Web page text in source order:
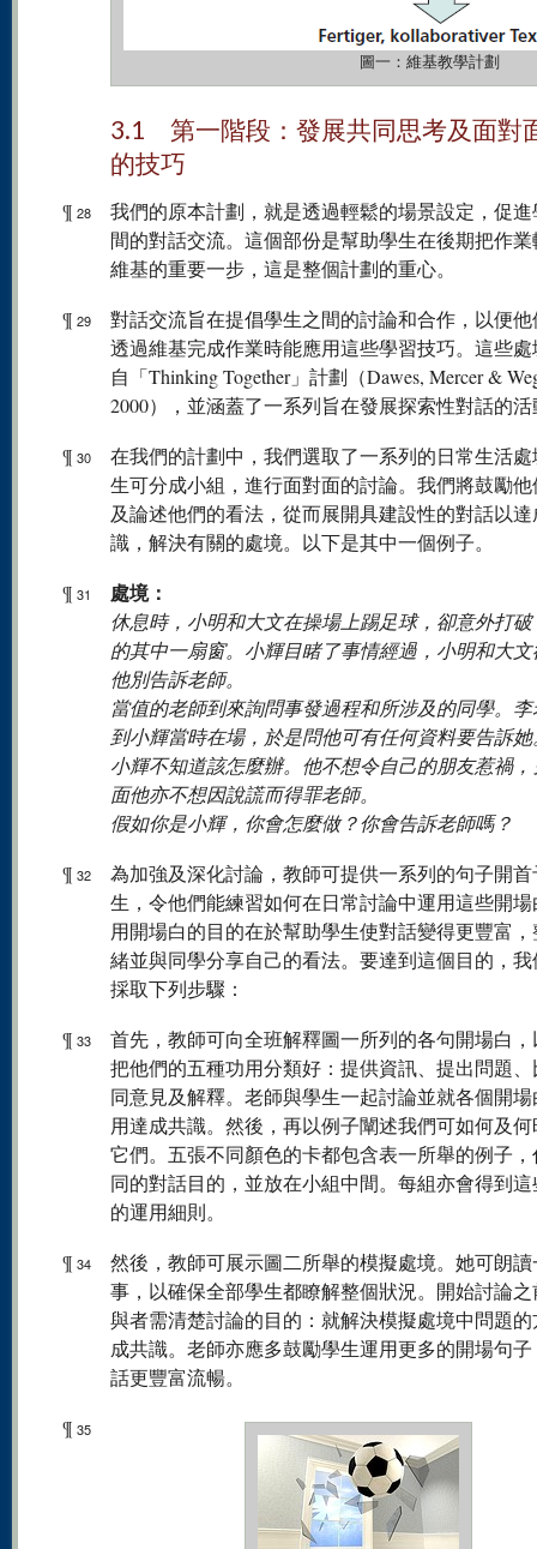
圖一：維基教學計劃
3.1 第一階段：發展共同思考及面對
的技巧
¶ 28
我們的原本計劃，就是透過輕鬆的場景設定，促
間的對話交流。這個部份是幫助學生在後期把作
維基的重要一步，這是整個計劃的重心。
¶ 29
對話交流旨在提倡學生之間的討論和合作，以便
透過維基完成作業時能應用這些學習技巧。這些
自「Thinking Together」計劃（Dawes, Mercer &
2000），並涵蓋了一系列旨在發展探索性對話的
¶ 30
在我們的計劃中，我們選取了一系列的日常生活
生可分成小組，進行面對面的討論。我們將鼓勵
及論述他們的看法，從而展開具建設性的對話以達
識，解決有關的處境。以下是其中一個例子。
¶ 31 處境：
休息時，小明和大文在操場上踢足球，卻意外打
的其中一扇窗。小輝目睹了事情經過，小明和大
他別告訴老師。
當值的老師到來詢問事發過程和所涉及的同學。
到小輝當時在場，於是問他可有任何資料要告訴她
小輝不知道該怎麼辦。他不想令自己的朋友惹禍
面他亦不想因說謊而得罪老師。
假如你是小輝，你會怎麼做？你會告訴老師嗎？
¶ 32
為加強及深化討論，教師可提供一系列的句子開首
生，令他們能練習如何在日常討論中運用這些開
用開場白的目的在於幫助學生使對話變得更豐富
緒並與同學分享自己的看法。要達到這個目的，
採取下列步驟：
¶ 33
首先，教師可向全班解釋圖一所列的各句開場白
把他們的五種功用分類好：提供資訊、提出問題
同意見及解釋。老師與學生一起討論並就各個開
用達成共識。然後，再以例子闡述我們可如何及
它們。五張不同顏色的卡都包含表一所舉的例子
同的對話目的，並放在小組中間。每組亦會得到
的運用細則。
¶ 34
然後，教師可展示圖二所舉的模擬處境。她可朗
事，以確保全部學生都瞭解整個狀況。開始討論
與者需清楚討論的目的：就解決模擬處境中問題
成共識。老師亦應多鼓勵學生運用更多的開場句
話更豐富流暢。
¶ 35